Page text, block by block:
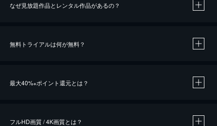
なぜ見放題作品とレンタル作品があるの？
無料トライアルは何が無料？
最大40%※ポイント還元とは？
フルHD画質 / 4K画質とは？